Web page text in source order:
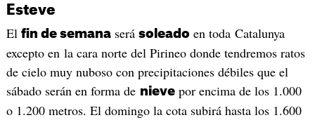
Esteve
El fin de semanaserá soleado en toda Catalunya
excepto en la cara norte del Pirineo donde tendremos ratos
de cielo muy nuboso con precipitaciones débiles que el
sábado serán en forma de nievepor encima de los 1.000
o 1.200 metros. El domingo la cota subirá hasta los 1.600